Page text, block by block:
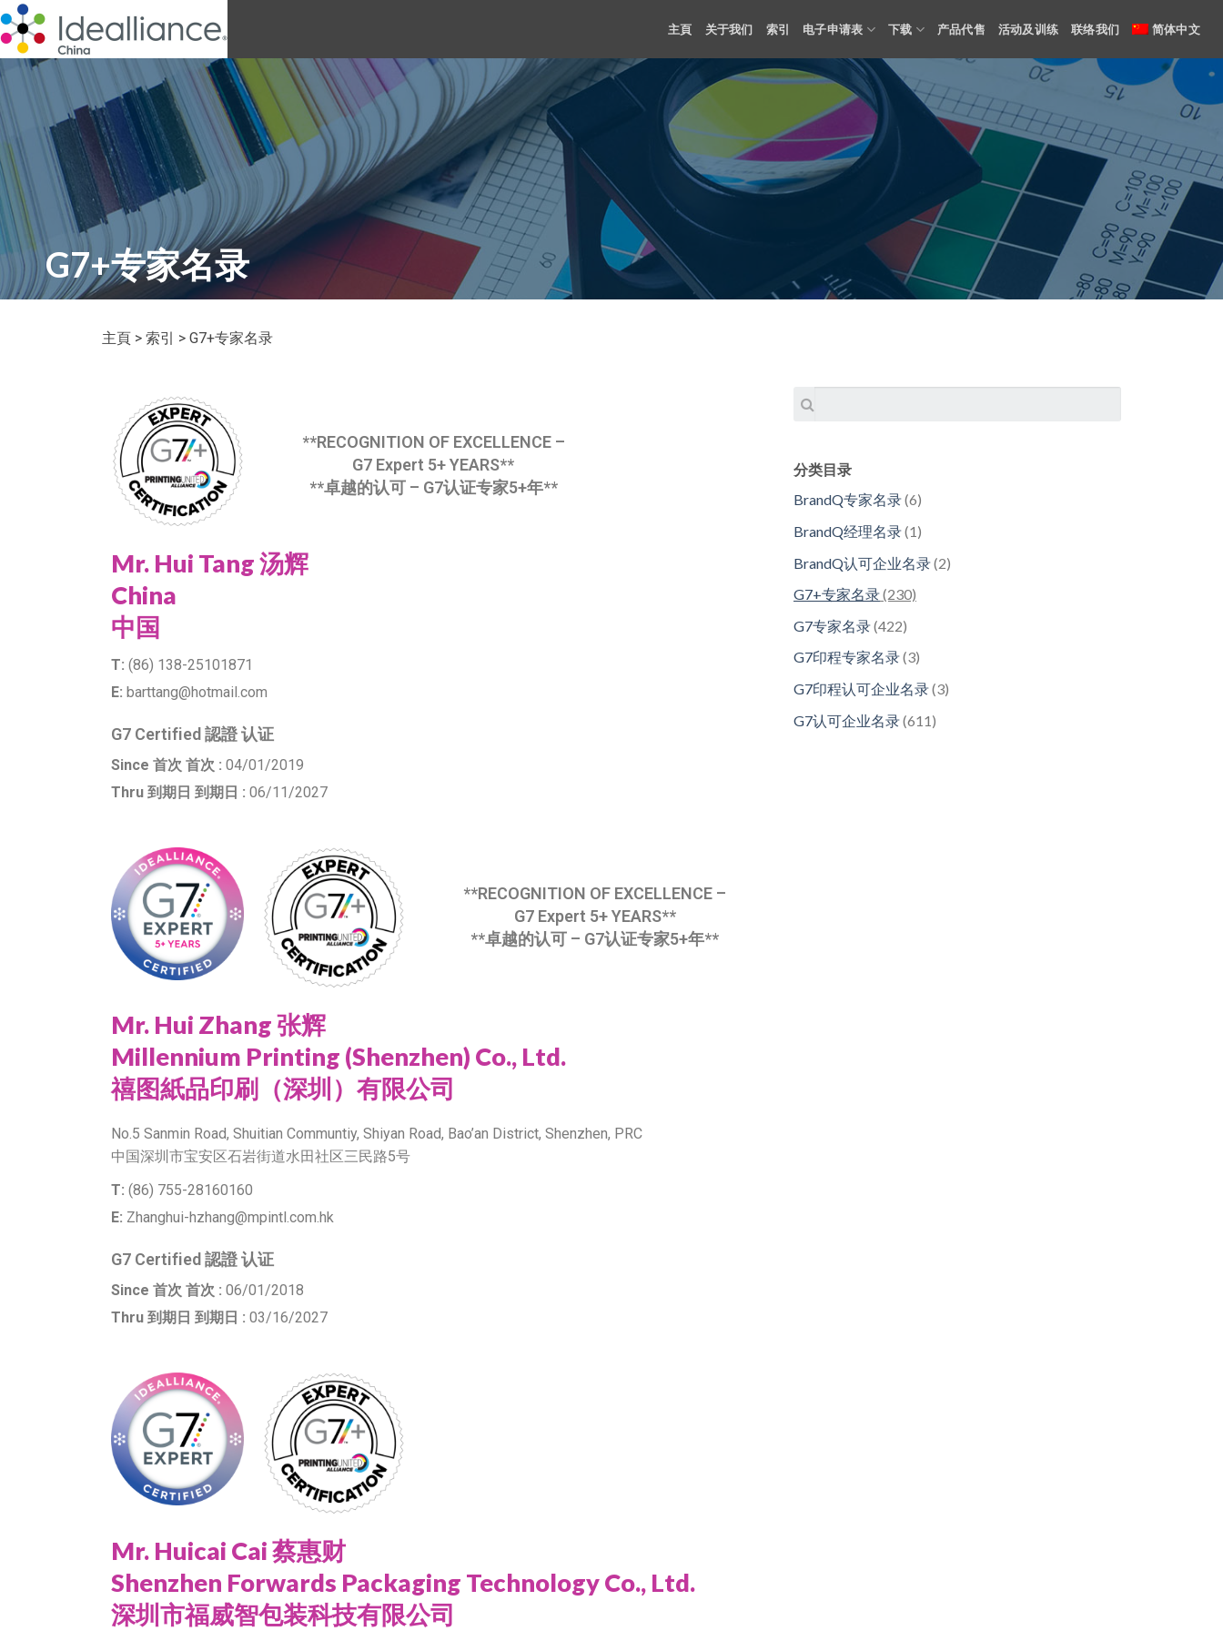
主頁 关于我们 索引 电子申请表 下载 产品代售 活动及训练 联络我们 简体中文
G7+专家名录
主頁 > 索引 > G7+专家名录
**RECOGNITION OF EXCELLENCE –
G7 Expert 5+ YEARS**
**卓越的认可 – G7认证专家5+年**
Mr. Hui Tang 汤辉
China
中国
T: (86) 138-25101871
E: barttang@hotmail.com
G7 Certified 認證 认证
Since 首次 首次 : 04/01/2019
Thru 到期日 到期日 : 06/11/2027
**RECOGNITION OF EXCELLENCE –
G7 Expert 5+ YEARS**
**卓越的认可 – G7认证专家5+年**
Mr. Hui Zhang 张辉
Millennium Printing (Shenzhen) Co., Ltd.
禧图紙品印刷（深圳）有限公司
No.5 Sanmin Road, Shuitian Communtiy, Shiyan Road, Bao’an District, Shenzhen, PRC
中国深圳市宝安区石岩街道水田社区三民路5号
T: (86) 755-28160160
E: Zhanghui-hzhang@mpintl.com.hk
G7 Certified 認證 认证
Since 首次 首次 : 06/01/2018
Thru 到期日 到期日 : 03/16/2027
Mr. Huicai Cai 蔡惠财
Shenzhen Forwards Packaging Technology Co., Ltd.
深圳市福威智包装科技有限公司
分类目录
BrandQ专家名录(6)
BrandQ经理名录(1)
BrandQ认可企业名录(2)
G7+专家名录(230)
G7专家名录(422)
G7印程专家名录(3)
G7印程认可企业名录(3)
G7认可企业名录(611)